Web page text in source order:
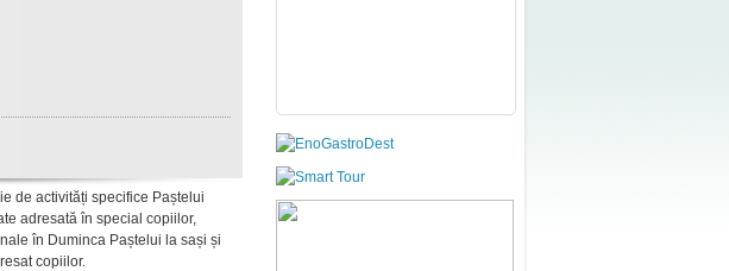
de activități specifice Paștelui
adresată în special copiilor,
în Duminca Paștelui la sași și
copiilor.